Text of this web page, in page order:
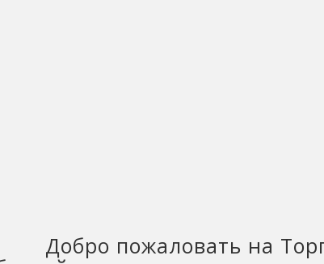
Добро пожаловать на